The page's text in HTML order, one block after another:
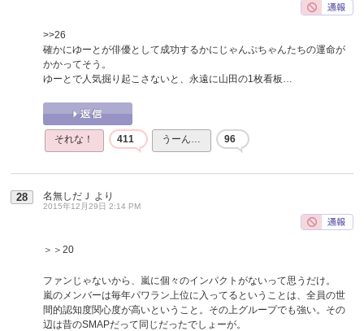
>>26
確かにゆーとが俳優として成功するかにじゃんぷちゃんたちの運命が
かかってそう。
ゆーとで人気掘り起こさないと、永遠に山田の1枚看板…
それな！ 411 うーん… 96
28 名無しだＪ より
2015年12月29日 2:14 PM
＞＞20
ファンじゃないから、嵐に個々のインパクトがないって思うだけ。
嵐のメンバーは毎年パワラン上位に入ってるということは、全員の世
間的認知度関心度が高いということ。その上グループでも強い。その
辺は昔のSMAPだって同じだったでしょーが。